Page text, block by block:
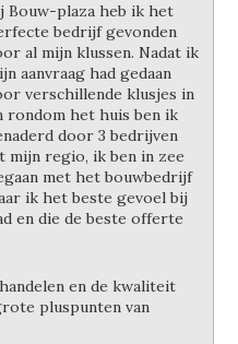
Bouw-plaza heb ik het
bedrijf gevonden
al mijn klussen. Nadat ik
aanvraag had gedaan
verschillende klusjes in
rondom het huis ben ik
door 3 bedrijven
mijn regio, ik ben in zee
met het bouwbedrijf
ik het beste gevoel bij
en die de beste offerte
en de kwaliteit
pluspunten van